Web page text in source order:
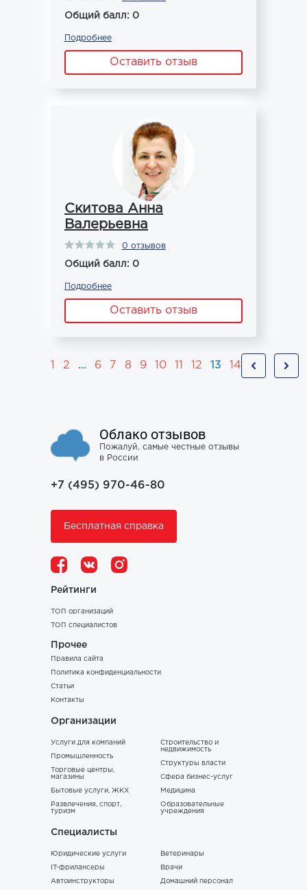
Общий балл: 0
Подробнее
Оставить отзыв
Скитова Анна
Валерьевна
0 отзывов
Общий балл: 0
Подробнее
Оставить отзыв
2 ... 6 7 8 9 10 12 13 14
Облако отзывов
Пожалуй, самые честные отзывы
в России
+7 (495) 970-46-80
Бесплатная справка
Рейтинги
ТОП организаций
ТОП специалистов
Прочее
Правила сайта
Политика конфиденциальности
Статьи
Контакты
Организации
Услуги для компаний
Промышленность
Торговые центры,
магазины
Бытовые услуги, ЖКХ
Развлечения, спорт,
туризм
Строительство и
недвижимость
Структуры власти
Сфера бизнес-услуг
Медицина
Образовательные
учреждения
Специалисты
Юридические услуги
IT-фрилансеры
Автоинструкторы
Ветеринары
Врачи
Домашний персонал